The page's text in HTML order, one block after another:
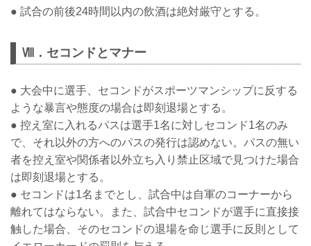
● 試合の前後24時間以内の飲酒は絶対厳守とする。
Ⅷ．セコンドとマナー
● 大会中に選手、セコンドがスポーツマンシップに反する
ような暴言や態度の場合は即刻退場とする。
● 控え室に入れるパスは選手1名に対しセコンド1名のみ
で、それ以外の方へのパスの発行は認めない。パスの無い
者を控え室や関係者以外立ち入り禁止区域で見つけた場合
は即刻退場とする。
● セコンドは1名までとし、試合中は自軍のコーナーから
離れてはならない。また、試合中セコンドが選手に直接接
触した場合、そのセコンドの退場を命じ選手に反則として